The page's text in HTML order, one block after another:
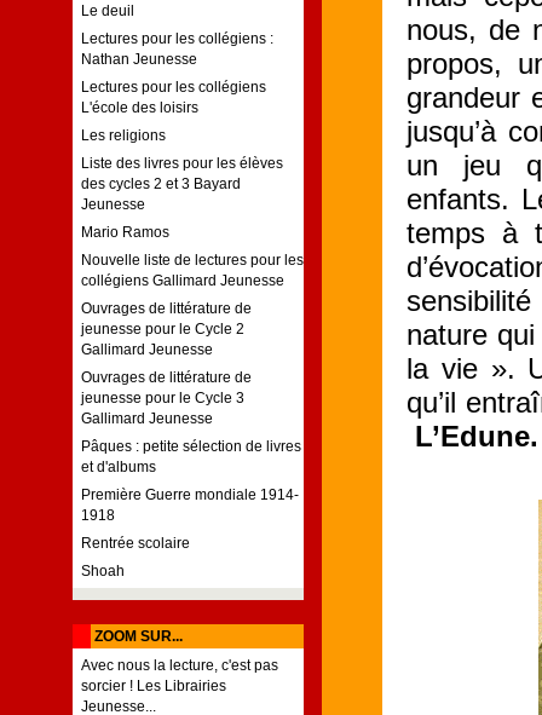
Le deuil
Lectures pour les collégiens :
Nathan Jeunesse
Lectures pour les collégiens
L'école des loisirs
Les religions
Liste des livres pour les élèves
des cycles 2 et 3 Bayard
Jeunesse
Mario Ramos
Nouvelle liste de lectures pour les
collégiens Gallimard Jeunesse
Ouvrages de littérature de
jeunesse pour le Cycle 2
Gallimard Jeunesse
Ouvrages de littérature de
jeunesse pour le Cycle 3
Gallimard Jeunesse
Pâques : petite sélection de livres
et d'albums
Première Guerre mondiale 1914-
1918
Rentrée scolaire
Shoah
ZOOM SUR...
Avec nous la lecture, c'est pas
sorcier ! Les Librairies
Jeunesse...
nous, de
propos,
grandeur
jusqu’à
un jeu
enfants.
temps à
nature
la vie ».
qu’il
L’Edune.